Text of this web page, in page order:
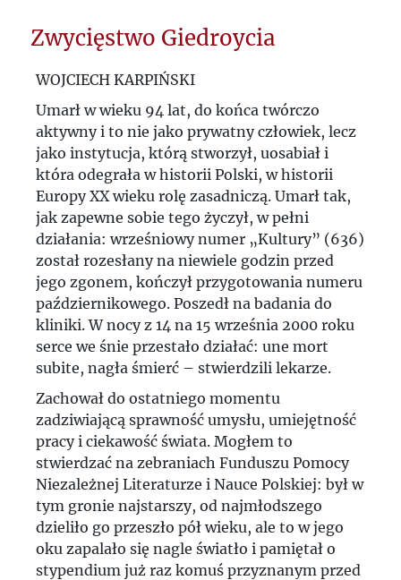
„Polska jest jak kazańska sierota, której
Michaił Heller – „polski Rosjanin” z
Maisons-Laffitte
"Kultura" w Izraelu
Rola Kościoła w III RP w publicystyce
,,Kultury”
Zmiany w Konstytucji PRL w publicystyce
,,Kultury”
Cenzura?
Przewodnik po AIL
Zygmunt Mycielski w „Kulturze”
Przed przystankiem Niepodległość
O reformę zakonu polskości
Zwycięstwo Giedroycia
WOJCIECH KARPIŃSKI
Umarł w wieku 94 lat, do końca twórczo
aktywny i to nie jako prywatny człowiek, lecz
jako instytucja, którą stworzył, uosabiał i
która odegrała w historii Polski, w historii
Europy XX wieku rolę zasadniczą. Umarł tak,
jak zapewne sobie tego życzył, w pełni
działania: wrześniowy numer „Kultury” (636)
został rozesłany na niewiele godzin przed
jego zgonem, kończył przygotowania numeru
październikowego. Poszedł na badania do
kliniki. W nocy z 14 na 15 września 2000 roku
serce we śnie przestało działać: une mort
subite, nagła śmierć – stwierdzili lekarze.
Zachował do ostatniego momentu
zadziwiającą sprawność umysłu, umiejętność
pracy i ciekawość świata. Mogłem to
stwierdzać na zebraniach Funduszu Pomocy
Niezależnej Literaturze i Nauce Polskiej: był w
tym gronie najstarszy, od najmłodszego
dzieliło go przeszło pół wieku, ale to w jego
oku zapalało się nagle światło i pamiętał o
stypendium już raz komuś przyznanym przed